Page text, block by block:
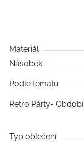
Materiál
Násobek
Podle tématu
Retro Párty- Období
Typ oblečení